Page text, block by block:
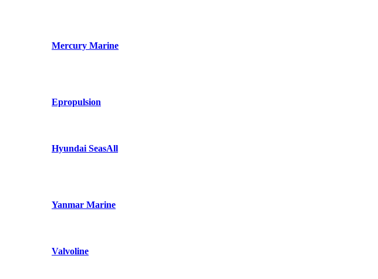
Mercury Marine
Epropulsion
Hyundai SeasAll
Yanmar Marine
Valvoline